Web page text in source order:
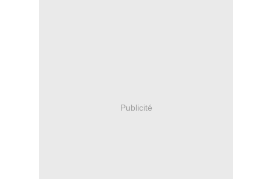
Publicité